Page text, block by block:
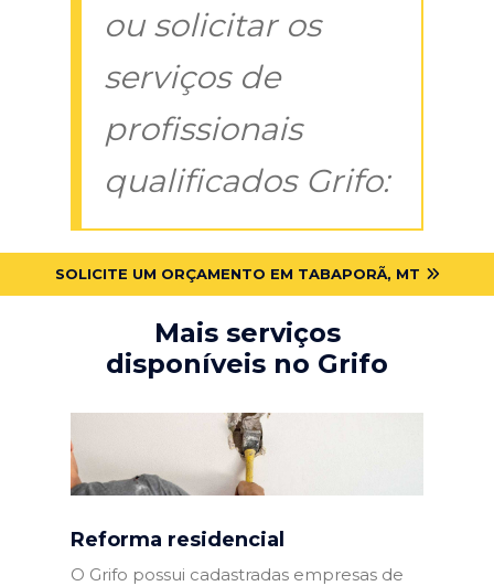
ou solicitar os
serviços de
profissionais
qualificados Grifo:
SOLICITE UM ORÇAMENTO EM TABAPORÃ, MT
Mais serviços
disponíveis no Grifo
Reforma residencial
O Grifo possui cadastradas empresas de